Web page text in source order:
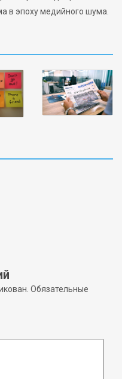
в эпоху медийного шума.
Обязательные